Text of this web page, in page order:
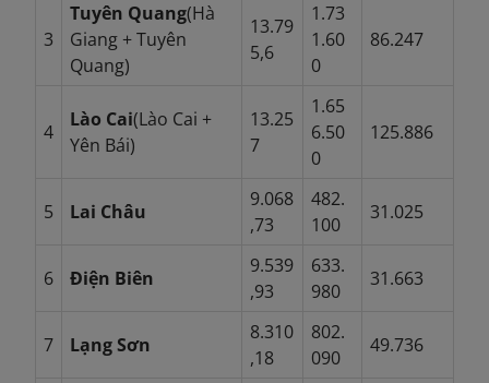
3
Tuyên Quang(Hà
Giang + Tuyên
Quang)
13.79
5,6
1.73
1.60
0
86.247
4
Lào Cai(Lào Cai +
Yên Bái)
13.25
7
1.65
6.50
0
125.886
5 Lai Châu
9.068
,73
482.
100
31.025
6 Điện Biên
9.539
,93
633.
980
31.663
7 Lạng Sơn
8.310
,18
802.
090
49.736